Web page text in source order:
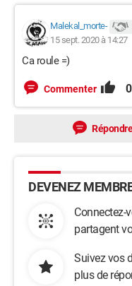
Malekal_morte-
15 sept. 2020 à 14:27
Ca roule =)
Commenter 0
Répondre
DEVENEZ
Connectez-
partagent
Suivez vos
plus de